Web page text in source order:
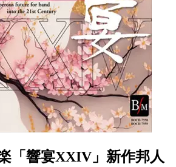
「響宴XXIV」新作邦人